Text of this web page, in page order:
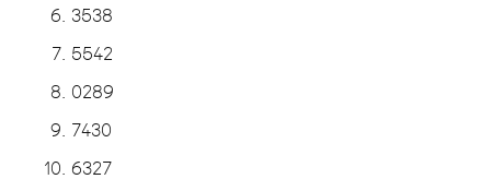
3538
5542
0289
7430
6327